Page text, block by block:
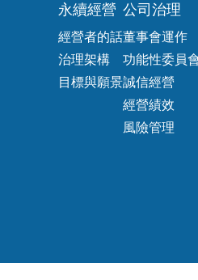
永續經營
經營者的話
治理架構
目標與願景
公司治理
董事會運作
功能性委員
誠信經營
經營績效
風險管理